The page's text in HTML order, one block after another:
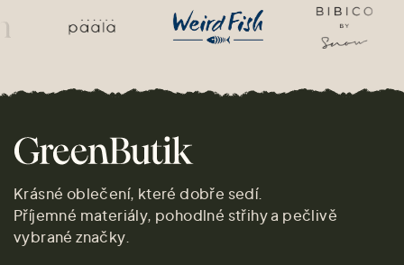
Krásné oblečení, které dobře sedí.
Příjemné materiály, pohodlné střihy a pečlivě
vybrané značky.